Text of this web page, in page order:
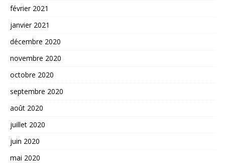
février 2021
janvier 2021
décembre 2020
novembre 2020
octobre 2020
septembre 2020
août 2020
juillet 2020
juin 2020
mai 2020